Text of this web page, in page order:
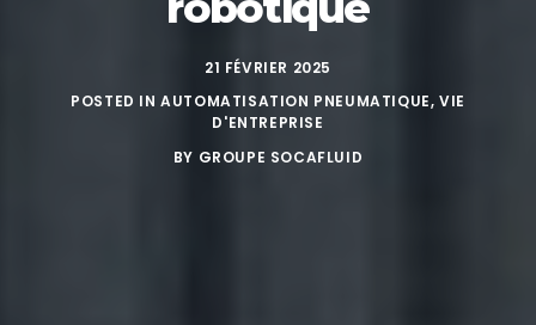
21 FÉVRIER 2025
POSTED INAUTOMATISATION PNEUMATIQUE, VIE
D'ENTREPRISE
BY GROUPE SOCAFLUID